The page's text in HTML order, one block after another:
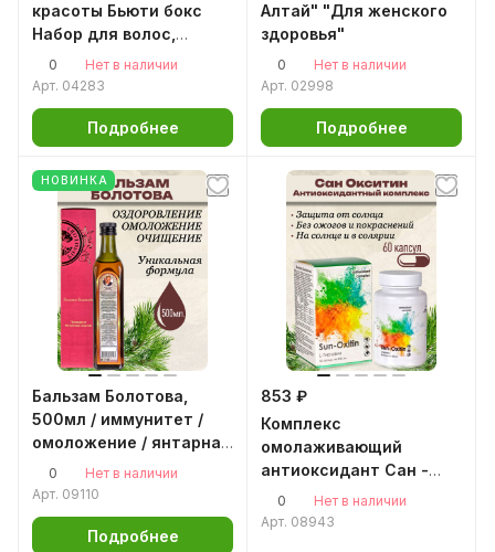
красоты Бьюти бокс
Набор для волос,
ногтей и кожи
0
Нет в наличии
Арт. 04283
Подробнее
Алтай" "Для женского
здоровья"
0
Нет в наличии
Арт. 02998
Подробнее
НОВИНКА
Бальзам Болотова,
500мл / иммунитет /
омоложение / янтарная
кислота
0
Нет в наличии
Арт. 09110
Подробнее
853 ₽
Комплекс
омолаживающий
антиоксидант Сан -
Окситин, 60 капс / Sun-
Oxitin / ликопин / L
0
Нет в наличии
Арт. 08943